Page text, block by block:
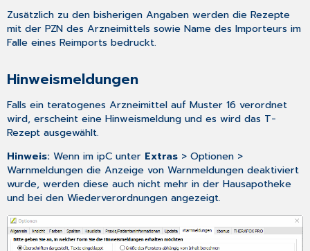
Zusätzlich zu den bisherigen Angaben werden die Rezepte
mit der PZN des Arzneimittels sowie Name des Importeurs im
Falle eines Reimports bedruckt.
Hinweismeldungen
Falls ein teratogenes Arzneimittel auf Muster 16 verordnet
wird, erscheint eine Hinweismeldung und es wird das T-
Rezept ausgewählt.
Hinweis:Wenn im ipC unter Extras > Optionen >
Warnmeldungen die Anzeige von Warnmeldungen deaktiviert
wurde, werden diese auch nicht mehr in der Hausapotheke
und bei den Wiederverordnungen angezeigt.